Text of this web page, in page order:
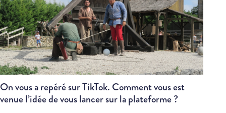
On vous a repéré sur TikTok. Comment vous est
venue l’idée de vous lancer sur la plateforme ?